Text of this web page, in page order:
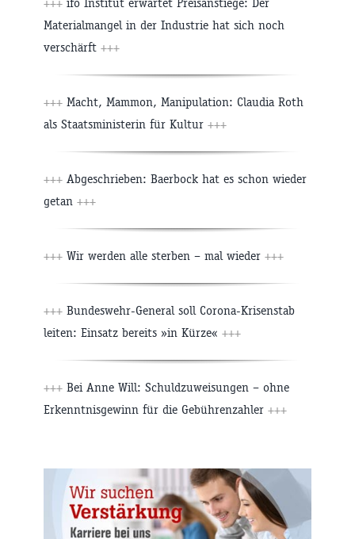
Materialmangel in der Industrie hat sich noch
verschärft +++
+++ Macht, Mammon, Manipulation: Claudia Roth
als Staatsministerin für Kultur +++
+++ Abgeschrieben: Baerbock hat es schon wieder
getan +++
+++ Wir werden alle sterben – mal wieder +++
+++ Bundeswehr-General soll Corona-Krisenstab
leiten: Einsatz bereits »in Kürze« +++
+++ Bei Anne Will: Schuldzuweisungen – ohne
Erkenntnisgewinn für die Gebührenzahler +++